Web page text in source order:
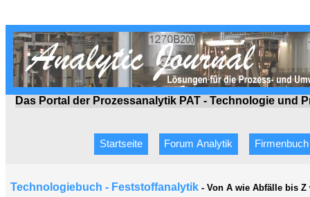
Das Portal der Prozessanalytik PAT - Technologie und
Startseite Forum Analytik Firmenbuch
Technologiebuch - Feststoffanalytik - Von A wie Abfälle bis Z